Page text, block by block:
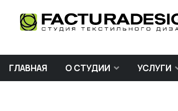
ГЛАВНАЯ О СТУДИИ УСЛУГИ